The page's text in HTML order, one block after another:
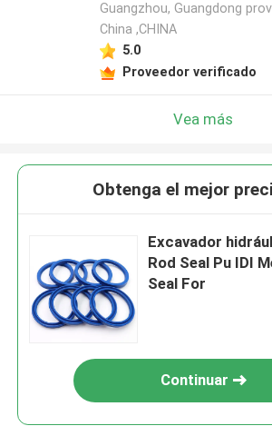
Guangzhou, Guangdong
China ,CHINA
5.0
Proveedor verificado
Vea más
Obtenga el mejor
Excavador
Rod Seal Pu IDI
Seal For
Continuar